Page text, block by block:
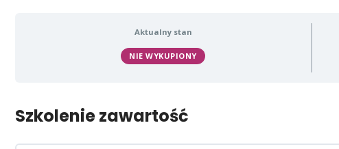
Aktualny stan
NIE WYKUPIONY
Szkolenie zawartość